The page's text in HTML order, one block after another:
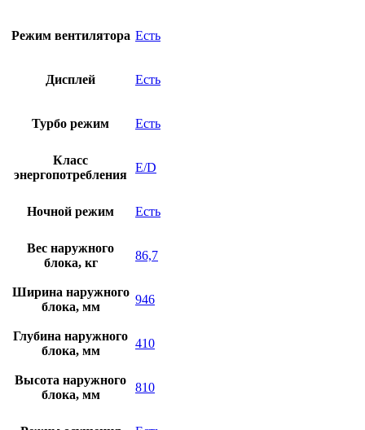
Режим вентилятора Есть
Дисплей Есть
Турбо режим Есть
Класс
энергопотребления
E/D
Ночной режим Есть
Вес наружного
блока, кг
86,7
Ширина наружного
блока, мм
946
Глубина наружного
блока, мм
410
Высота наружного
блока, мм
810